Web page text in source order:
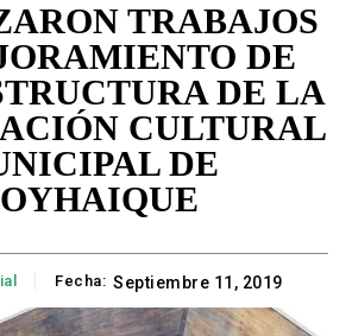
TRABAJOS
DE
DE LA
CULTURAL
DE
Fecha: Septiembre 11, 2019